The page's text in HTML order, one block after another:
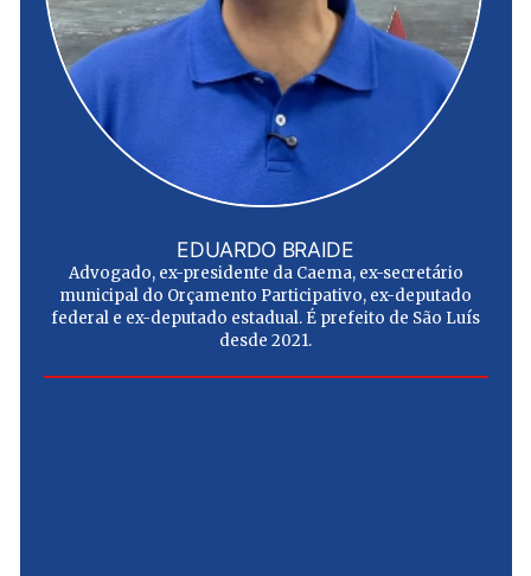
EDUARDO BRAIDE
Advogado, ex-presidente da Caema, ex-secretário
municipal do Orçamento Participativo, ex-deputado
federal e ex-deputado estadual. É prefeito de São Luís
desde 2021.